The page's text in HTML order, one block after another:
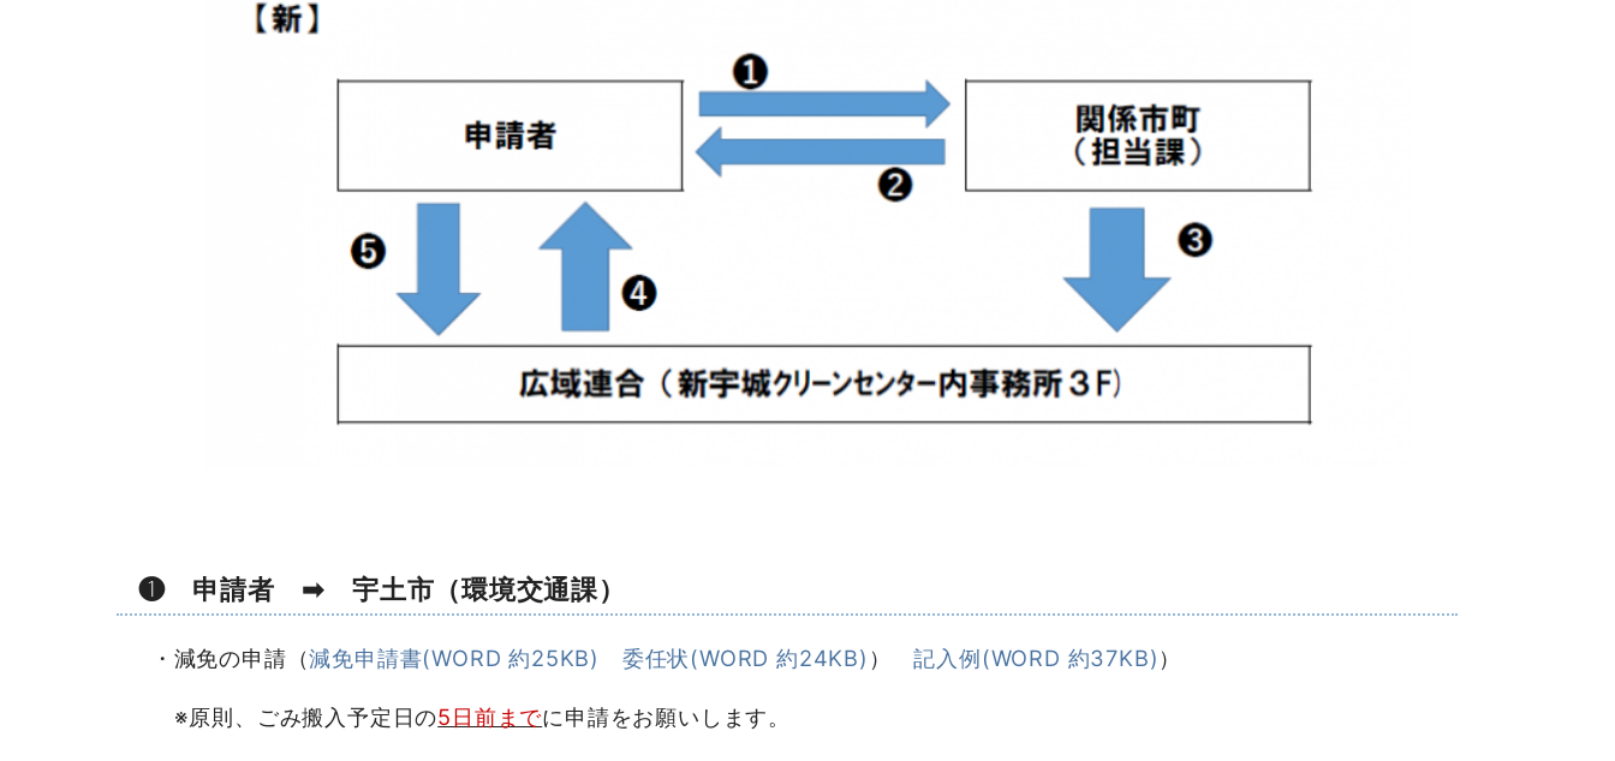
❶ 申請者 ➡ 宇土市（環境交通課）
・減免の申請（減免申請書(WORD 約25KB) 委任状(WORD 約24KB) ）記入例(WORD 約37KB) ）
※原則、ごみ搬入予定日の5日前までに申請をお願いします。